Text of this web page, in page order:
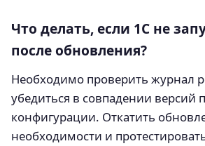
Что делать, если 1С не
после обновления?
Необходимо проверить журнал
убедиться в совпадении версий
конфигурации. Откатить
необходимости и